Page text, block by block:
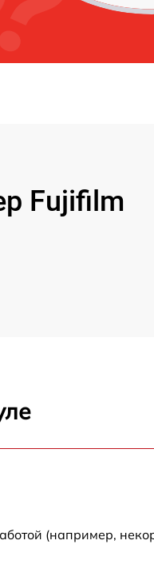
Fujifilm
(например,